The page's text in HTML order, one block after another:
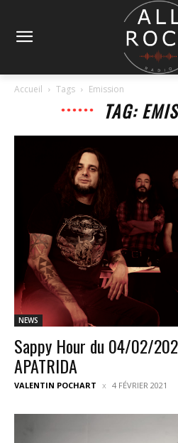
Accueil Tags Emission
TAG:
NEWS
Sappy Hour du 04/02/
APATRIDA
VALENTIN POCHART 4 FÉVRIER 2021